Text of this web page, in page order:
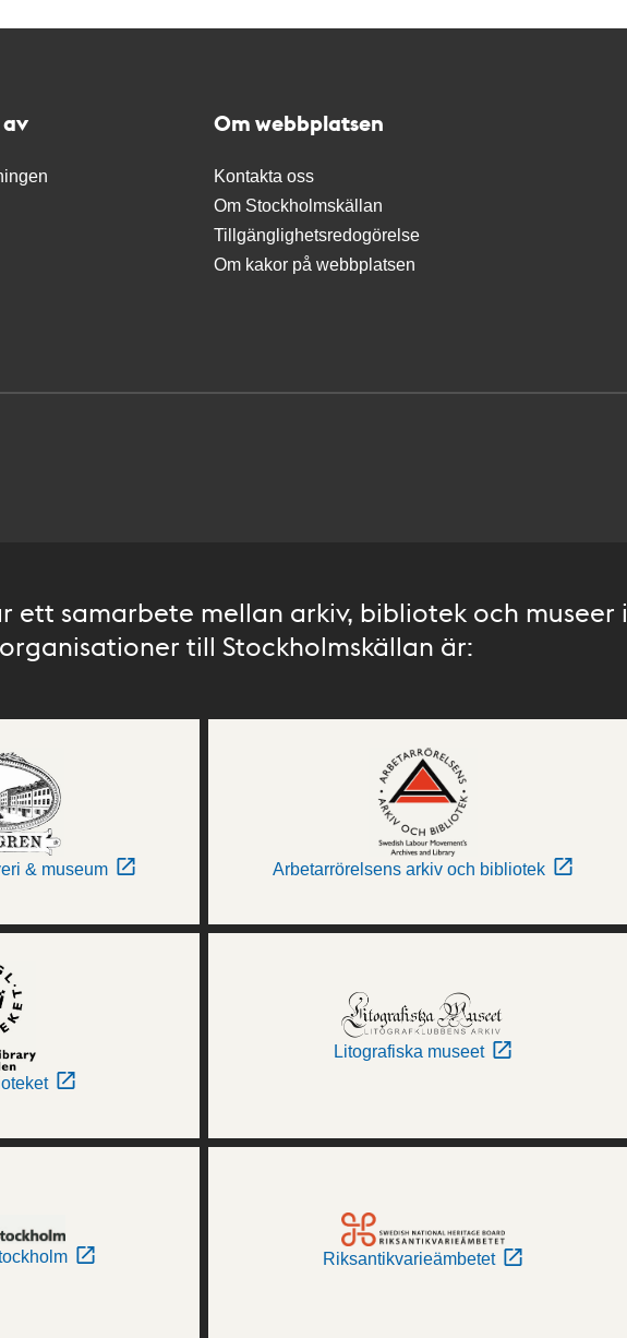
Om webbplatsen
Kontakta oss
Om Stockholmskällan
Tillgänglighetsredogörelse
Om kakor på webbplatsen
ett samarbete mellan arkiv, bibliotek och museer i
till Stockholmskällan är:
& museum Arbetarrörelsens arkiv och bibliotek
Litografiska museet
Riksantikvarieämbetet